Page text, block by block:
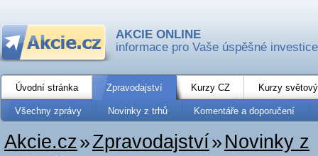
AKCIE ONLINE
informace pro Vaše úspěšné investice
Úvodní stránka Zpravodajství Kurzy CZ Kurzy
Všechny zprávy Novinky z trhů Komentáře a doporučení
Akcie.cz»Zpravodajství» Novinky z